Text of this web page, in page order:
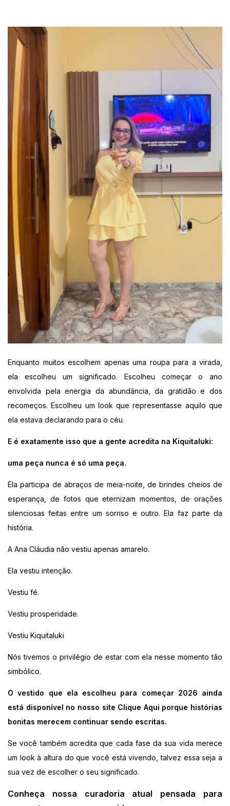
Enquanto muitos escolhem apenas uma roupa para a virada,
ela escolheu um significado. Escolheu começar o ano
envolvida pela energia da abundância, da gratidão e dos
recomeços. Escolheu um look que representasse aquilo que
ela estava declarando para o céu.
E é exatamente isso que a gente acredita na Kiquitaluki:
uma peça nunca é só uma peça.
Ela participa de abraços de meia-noite, de brindes cheios de
esperança, de fotos que eternizam momentos, de orações
silenciosas feitas entre um sorriso e outro. Ela faz parte da
história.
A Ana Cláudia não vestiu apenas amarelo.
Ela vestiu intenção.
Vestiu fé.
Vestiu prosperidade.
Vestiu Kiquitaluki
Nós tivemos o privilégio de estar com ela nesse momento tão
simbólico.
O vestido que ela escolheu para começar 2026 ainda
está disponível no nosso site Clique Aqui porque histórias
bonitas merecem continuar sendo escritas.
Se você também acredita que cada fase da sua vida merece
um look à altura do que você está vivendo, talvez essa seja a
sua vez de escolher o seu significado.
Conheça nossa curadoria atual pensada para